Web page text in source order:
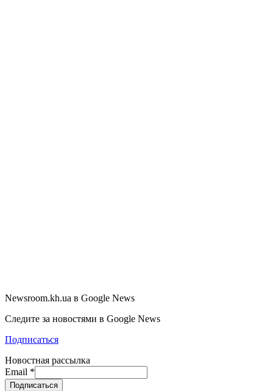
Newsroom.kh.ua в Google News
Следите за новостями в Google News
Подписаться
Новостная рассылка
Email *